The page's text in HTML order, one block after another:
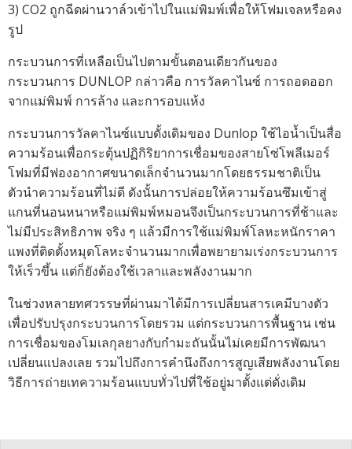
3) CO2 ถูกฉีดผ่านวาล์วเข้าไปในแม่พิมพ์เพื่อให้โฟมเจลหรือคง
รูป
กระบวนการที่เหลือเป็นไปตามขั้นตอนเดียวกันของ
กระบวนการ DUNLOP กล่าวคือ การวัลคาไนซ์ การถอดออก
จากแม่พิมพ์ การล้าง และการอบแห้ง
กระบวนการวัลคาไนซ์แบบดั้งเดิมของ Dunlop ใช้ไอน้ำเป็นสื่อ
ความร้อนเพื่อกระตุ้นปฏิกิริยาการเชื่อมของสายโซ่โพลีเมอร์
โฟมที่มีฟองอากาศขนาดเล็กจำนวนมากโดยธรรมชาติเป็น
ตัวนำความร้อนที่ไม่ดี ดังนั้นการปล่อยให้ความร้อนซึมเข้าสู่
แกนที่นอนหนาหรือแม่พิมพ์หมอนจึงเป็นกระบวนการที่ช้าและ
ไม่มีประสิทธิภาพ จริง ๆ แล้วมีการใช้แม่พิมพ์โลหะหนักราคา
แพงที่ติดตั้งหมุดโลหะจำนวนมากเพื่อพยายามเร่งกระบวนการ
ให้เร็วขึ้น แต่ก็ยังต้องใช้เวลาและพลังงานมาก
ในช่วงหลายทศวรรษที่ผ่านมาได้มีการเปลี่ยนสารเคมีบางตัว
เพื่อปรับปรุงกระบวนการโดยรวม แต่กระบวนการพื้นฐาน เช่น
การเชื่อมของโมเลกุลยางกับกำมะถันนั้นไม่เคยมีการพัฒนา
เปลี่ยนแปลงเลย รวมไปถึงการคำนึงถึงการสูญเสียพลังงานโดย
วิธีการถ่ายเทความร้อนแบบทั่วไปที่ใช้อยู่มาตั้งแต่ดั่งเดิม